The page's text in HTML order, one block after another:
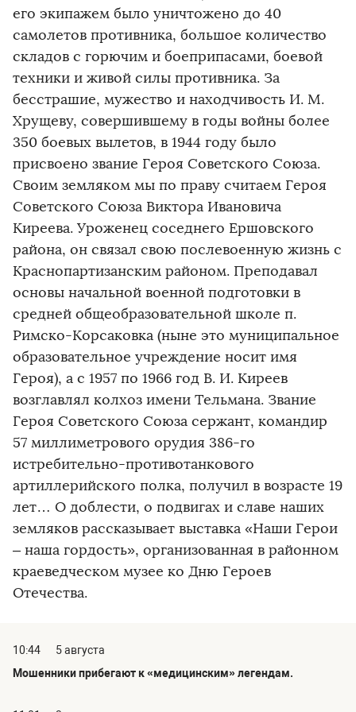
его экипажем было уничтожено до 40
самолетов противника, большое количество
складов с горючим и боеприпасами, боевой
техники и живой силы противника. За
бесстрашие, мужество и находчивость И. М.
Хрущеву, совершившему в годы войны более
350 боевых вылетов, в 1944 году было
присвоено звание Героя Советского Союза.
Своим земляком мы по праву считаем Героя
Советского Союза Виктора Ивановича
Киреева. Уроженец соседнего Ершовского
района, он связал свою послевоенную жизнь с
Краснопартизанским районом. Преподавал
основы начальной военной подготовки в
средней общеобразовательной школе п.
Римско-Корсаковка (ныне это муниципальное
образовательное учреждение носит имя
Героя), а с 1957 по 1966 год В. И. Киреев
возглавлял колхоз имени Тельмана. Звание
Героя Советского Союза сержант, командир
57 миллиметрового орудия 386-го
истребительно-противотанкового
артиллерийского полка, получил в возрасте 19
лет… О доблести, о подвигах и славе наших
земляков рассказывает выставка «Наши Герои
– наша гордость», организованная в районном
краеведческом музее ко Дню Героев
Отечества.
10:44
5 августа
Мошенники прибегают к «медицинским» легендам.